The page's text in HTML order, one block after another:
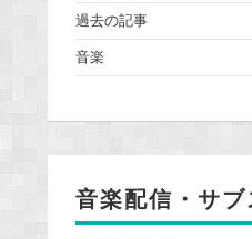
過去の記事
音楽
音楽配信・サブ